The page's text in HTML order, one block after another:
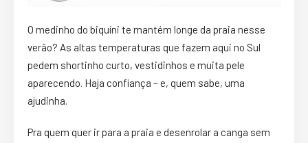
O medinho do biquíni te mantém longe da praia nesse
verão? As altas temperaturas que fazem aqui no Sul
pedem shortinho curto, vestidinhos e muita pele
aparecendo. Haja confiança – e, quem sabe, uma
ajudinha.
Pra quem quer ir para a praia e desenrolar a canga sem